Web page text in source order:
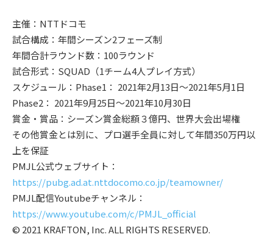
主催：NTTドコモ
試合構成：年間シーズン2フェーズ制
年間合計ラウンド数：100ラウンド
試合形式：SQUAD（1チーム4人プレイ方式）
スケジュール：Phase1： 2021年2月13日～2021年5月1日
Phase2： 2021年9月25日～2021年10月30日
賞金・賞品：シーズン賞金総額３億円、世界大会出場権
その他賞金とは別に、プロ選手全員に対して年間350万円以
上を保証
PMJL公式ウェブサイト：
https://pubg.ad.at.nttdocomo.co.jp/teamowner/
PMJL配信Youtubeチャンネル：
https://www.youtube.com/c/PMJL_official
© 2021 KRAFTON, Inc. ALL RIGHTS RESERVED.